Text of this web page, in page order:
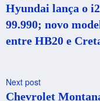
Hyundai lança o
99.990; novo
entre HB20 e
Next post
Chevrolet